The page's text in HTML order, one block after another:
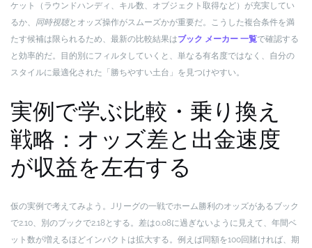
ケット（ラウンドハンディ、キル数、オブジェクト取得など）が充実してい
るか、 同時視聴とオッズ操作がスムーズかが重要だ。こうした複合条件を満
たす候補は限られるため、最新の比較結果はブック メーカー 一覧で確認する
と効率的だ。目的別にフィルタしていくと、単なる有名度ではなく、自分の
スタイルに最適化された「勝ちやすい土台」を見つけやすい。
実例で学ぶ比較・乗り換え
戦略：オッズ差と出金速度
が収益を左右する
仮の実例で考えてみよう。Jリーグの一戦でホーム勝利のオッズがあるブック
で2.10、別のブックで2.18とする。差は0.08に過ぎないように見えて、年間ベ
ット数が増えるほどインパクトは拡大する。例えば同額を100回賭ければ、期